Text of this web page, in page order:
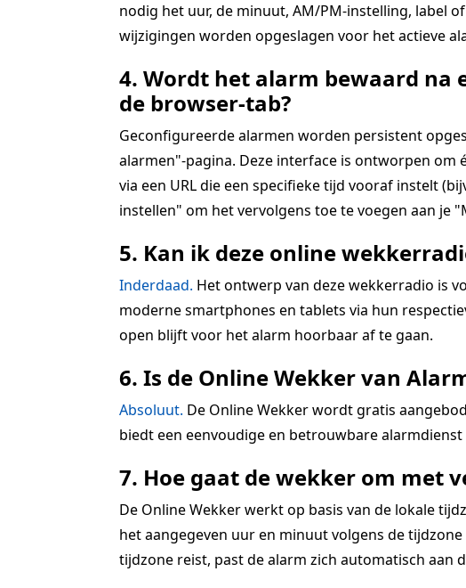
nodig het uur, de minuut, AM/PM-instelling, label
wijzigingen worden opgeslagen voor het actieve
4. Wordt het alarm bewaard na
de browser-tab?
Geconfigureerde alarmen worden persistent
alarmen"-pagina. Deze interface is ontworpen om
via een URL die een specifieke tijd vooraf instelt
instellen" om het vervolgens toe te voegen aan je
5. Kan ik deze online
Inderdaad. Het ontwerp van deze wekkerradio is
moderne smartphones en tablets via hun
open blijft voor het alarm hoorbaar af te gaan.
6. Is de Online Wekker van
Absoluut. De Online Wekker wordt gratis
biedt een eenvoudige en betrouwbare
7. Hoe gaat de wekker om met
De Online Wekker werkt op basis van de lokale
het aangegeven uur en minuut volgens de
tijdzone reist, past de alarm zich automatisch aan